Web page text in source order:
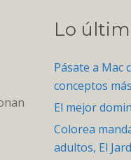
Lo
Pásate a Mac
conceptos
El mejor
Colorea
adultos, El